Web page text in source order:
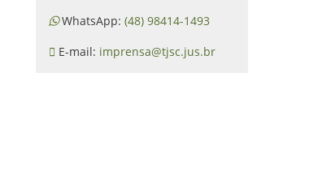
WhatsApp: (48) 98414-1493
E-mail: imprensa@tjsc.jus.br